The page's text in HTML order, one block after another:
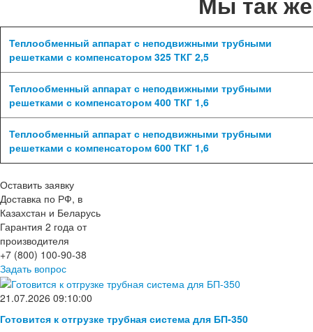
Теплообменный аппарат с неподвижными трубными
решетками с компенсатором 325 ТКГ 2,5
Теплообменный аппарат с неподвижными трубными
решетками с компенсатором 400 ТКГ 1,6
Теплообменный аппарат с неподвижными трубными
решетками с компенсатором 600 ТКГ 1,6
Оставить заявку
Доставка по РФ, в
Казахстан и Беларусь
Гарантия 2 года от
производителя
+7 (800) 100-90-38
Задать вопрос
21.07.2026 09:10:00
Готовится к отгрузке трубная система для БП-350